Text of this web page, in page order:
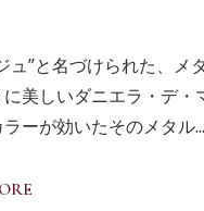
ュ”と名づけられた、
美しいダニエラ・デ・
ーが効いたそのメタル...